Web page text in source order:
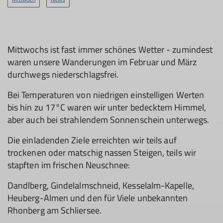
Mittwochs ist fast immer schönes Wetter - zumindest
waren unsere Wanderungen im Februar und März
durchwegs niederschlagsfrei.
Bei Temperaturen von niedrigen einstelligen Werten
bis hin zu 17°C waren wir unter bedecktem Himmel,
aber auch bei strahlendem Sonnenschein unterwegs.
Die einladenden Ziele erreichten wir teils auf
trockenen oder matschig nassen Steigen, teils wir
stapften im frischen Neuschnee:
Dandlberg, Gindelalmschneid, Kesselalm-Kapelle,
Heuberg-Almen und den für Viele unbekannten
Rhonberg am Schliersee.